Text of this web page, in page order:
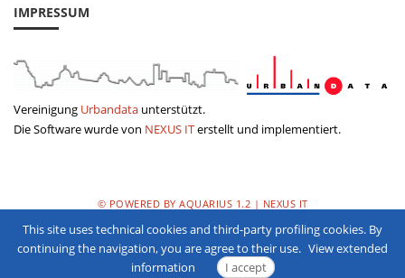
IMPRESSUM
Vereinigung Urbandata unterstützt.
Die Software wurde von NEXUS ITerstellt und implementiert.
© POWERED BY AQUARIUS 1.2 | NEXUS IT
DATENSCHUTZERKLÄRUNG
This site uses technical cookies and third-party profiling cookies. By
continuing the navigation, you are agree to their use. View extended
information
I accept